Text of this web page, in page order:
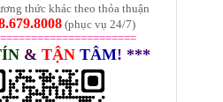
thức khác theo thỏa thuận
(phục vụ 24/7)
& TẬN TÂM! ***